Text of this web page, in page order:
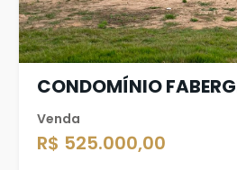
CONDOMÍNIO
Venda
R$ 525.000,00